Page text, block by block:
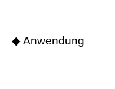
◆ Anwendung